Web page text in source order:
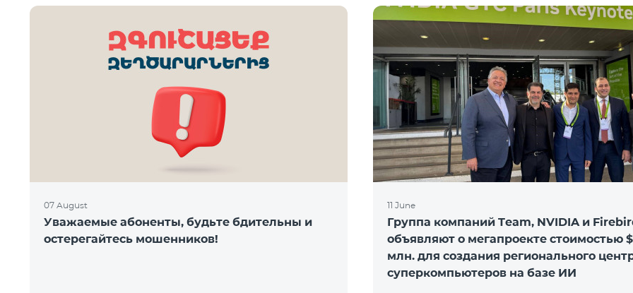
07 August
Уважаемые абоненты, будьте бдительны и
остерегайтесь мошенников!
11 June
Группа компаний Team, NVIDIA и
объявляют о мегапроекте стоимостью
млн. для создания регионального
суперкомпьютеров на базе ИИ